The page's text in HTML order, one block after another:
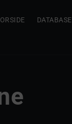
DATABASE